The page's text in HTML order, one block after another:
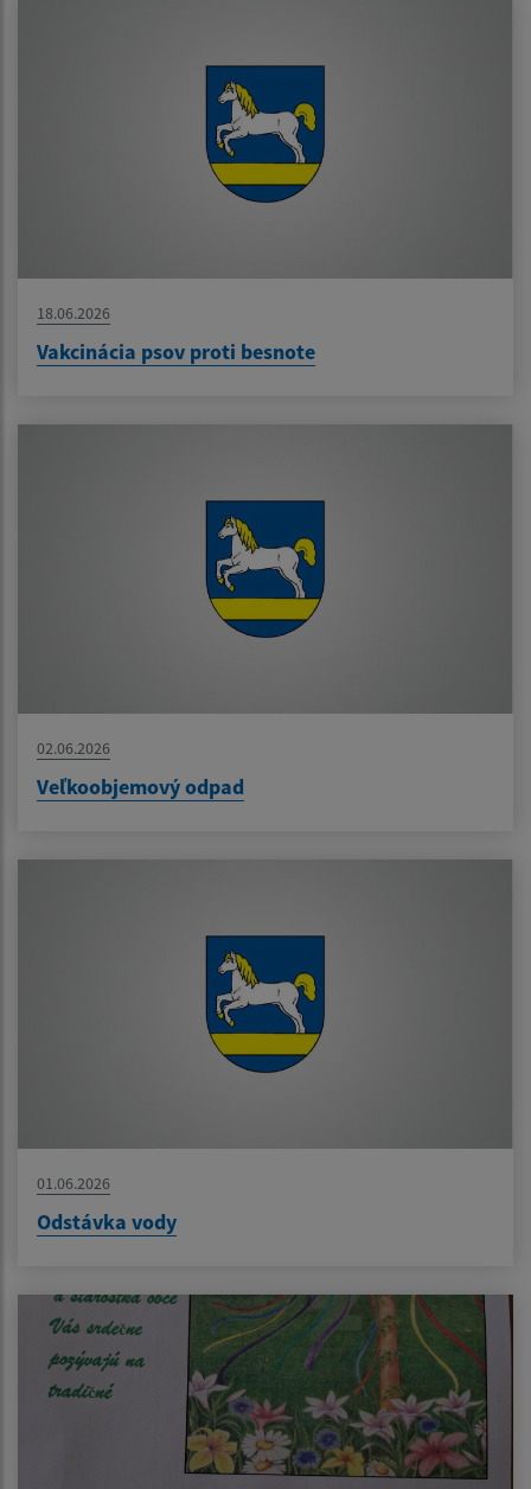
18.06.2026
Vakcinácia psov proti besnote
02.06.2026
Veľkoobjemový odpad
01.06.2026
Odstávka vody